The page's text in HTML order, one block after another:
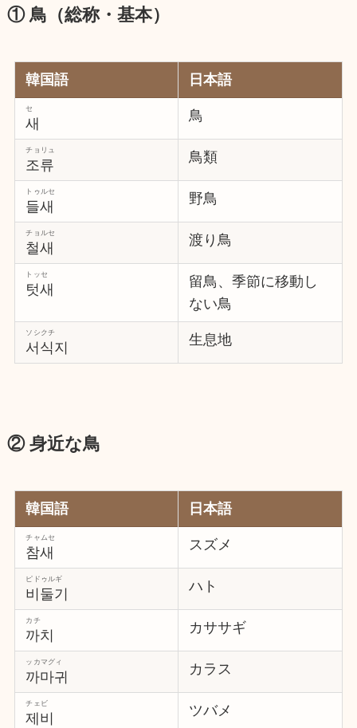
① 鳥（総称・基本）
韓国語 日本語
새
セ 鳥
조류
チョリュ 鳥類
들새
トゥルセ 野鳥
철새
チョルセ 渡り鳥
텃새
トッセ
留鳥、季節に移動し
ない鳥
서식지
ソシクチ 生息地
② 身近な鳥
韓国語 日本語
참새
チャムセ スズメ
비둘기
ピドゥルギ ハト
까치
カチ カササギ
까마귀
ッカマグィ カラス
제비
チェビ ツバメ